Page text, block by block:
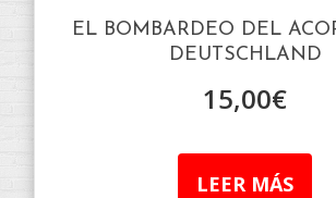
EL BOMBARDEO DEL
DEUTSCHLAND
15,00€
LEER MÁS